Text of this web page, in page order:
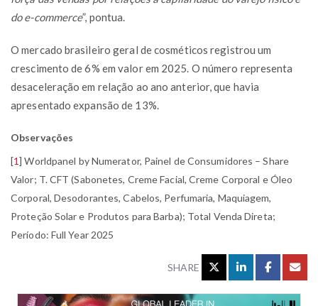
do e-commerce”, pontua.
O mercado brasileiro geral de cosméticos registrou um
crescimento de 6% em valor em 2025. O número representa
desaceleração em relação ao ano anterior, que havia
apresentado expansão de 13%.
Observações
[1]Worldpanel by Numerator, Painel de Consumidores – Share
Valor; T. CFT (Sabonetes, Creme Facial, Creme Corporal e Óleo
Corporal, Desodorantes, Cabelos, Perfumaria, Maquiagem,
Proteção Solar e Produtos para Barba); Total Venda Direta;
Período: Full Year 2025
SHARE